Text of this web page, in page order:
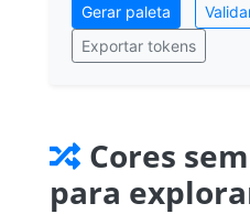
Gerar paleta
Exportar tokens
Cores
para